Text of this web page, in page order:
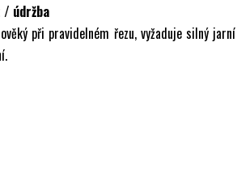
/ údržba
při pravidelném řezu, vyžaduje silný